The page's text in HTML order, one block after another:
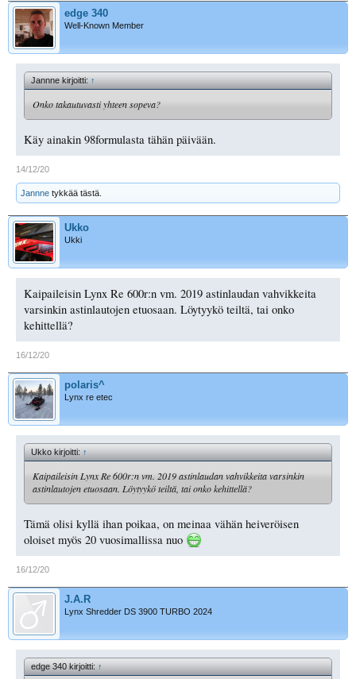
edge 340
Well-Known Member
Jannne kirjoitti: ↑
Onko takautuvasti yhteen sopeva?
Käy ainakin 98formulasta tähän päivään.
14/12/20
Jannne tykkää tästä.
Ukko
Ukki
Kaipaileisin Lynx Re 600r:n vm. 2019 astinlaudan vahvikkeita
varsinkin astinlautojen etuosaan. Löytyykö teiltä, tai onko
kehittellä?
16/12/20
polaris^
Lynx re etec
Ukko kirjoitti:↑
Kaipaileisin Lynx Re 600r:n vm. 2019 astinlaudan vahvikkeita varsinkin
astinlautojen etuosaan. Löytyykö teiltä, tai onko kehittellä?
Tämä olisi kyllä ihan poikaa, on meinaa vähän heiveröisen
oloiset myös 20 vuosimallissa nuo
16/12/20
J.A.R
Lynx Shredder DS 3900 TURBO 2024
edge 340 kirjoitti:↑